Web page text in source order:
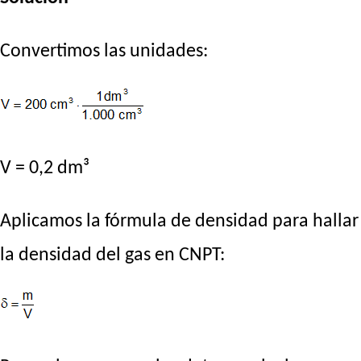
Convertimos las unidades:
V = 0,2 dm³
Aplicamos la fórmula de densidad para hallar
la densidad del gas en CNPT: